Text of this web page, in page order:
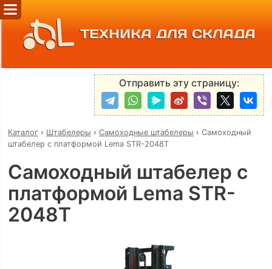
ТЕХНИКА ДЛЯ СКЛАДА
Отправить эту страницу:
Каталог› Штабелеры › Самоходные штабелеры › Самоходный
штабелер с платформой Lema STR-2048T
Самоходный штабелер с
платформой Lema STR-
2048T